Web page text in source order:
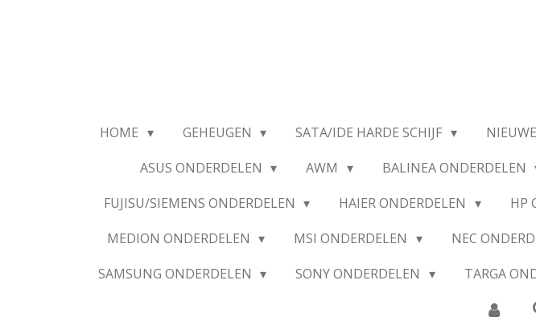
HOME GEHEUGEN SATA/IDE HARDE SCHIJF
ASUS ONDERDELEN
AWM BALINEA ONDERDELEN
FUJISU/SIEMENS ONDERDELEN
HAIER ONDERDELEN HP
MEDION ONDERDELEN
MSI ONDERDELEN NEC
SAMSUNG ONDERDELEN
SONY ONDERDELEN TARGA